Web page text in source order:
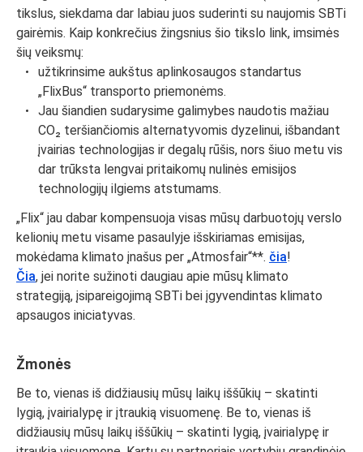
tikslus, siekdama dar labiau juos suderinti su naujomis SBTi
gairėmis. Kaip konkrečius žingsnius šio tikslo link, imsimės
šių veiksmų:
užtikrinsime aukštus aplinkosaugos standartus
„FlixBus“ transporto priemonėms.
Jau šiandien sudarysime galimybes naudotis mažiau
CO₂ teršiančiomis alternatyvomis dyzelinui, išbandant
įvairias technologijas ir degalų rūšis, nors šiuo metu vis
dar trūksta lengvai pritaikomų nulinės emisijos
technologijų ilgiems atstumams.
„Flix“ jau dabar kompensuoja visas mūsų darbuotojų verslo
kelionių metu visame pasaulyje išskiriamas emisijas,
mokėdama klimato įnašus per „Atmosfair“**. čia!
Čia, jei norite sužinoti daugiau apie mūsų klimato
strategiją, įsipareigojimą SBTi bei įgyvendintas klimato
apsaugos iniciatyvas.
Žmonės
Be to, vienas iš didžiausių mūsų laikų iššūkių – skatinti
lygią, įvairialypę ir įtraukią visuomenę. Be to, vienas iš
didžiausių mūsų laikų iššūkių – skatinti lygią, įvairialypę ir